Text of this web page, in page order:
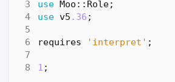
use
Moo::Role;
use v5 .36 ;
requires 'interpret' ;
1 ;